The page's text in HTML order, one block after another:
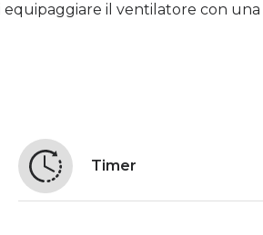
equipaggiare il ventilatore con una
Timer